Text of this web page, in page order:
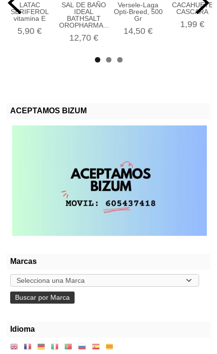
ACEPTAMOS BIZUM
Marcas
Idioma
LATAC
SERIFEROL
vitamina E
5,90 €
SAL DE BAÑO
IDEAL
BATHSALT
OROPHARMA...
12,70 €
Versele-Laga
Opti-Breed, 500
Gr
14,50 €
CACAHUETE
CASCARA
1,99 €